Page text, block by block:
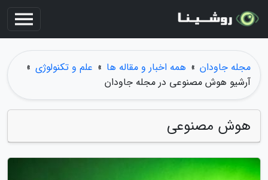
مجله جاودان » همه اخبار و مقاله ها » علم و تکنولوژی »
آرشیو هوش مصنوعی در مجله جاودان
هوش مصنوعی